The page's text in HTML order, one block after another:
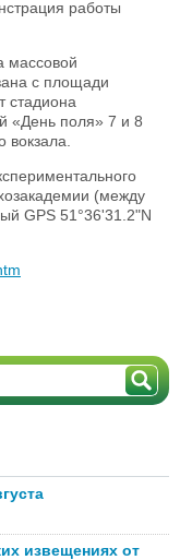
работы
массовой
с площади
стадиона
«День поля» 7 и 8
вокзала.
(между
GPS 51°36'31.2"N
извещениях от